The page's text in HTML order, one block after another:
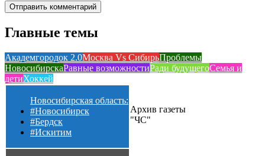
Главные темы
Академгородок 2.0Москва Vs СибирьПроблемы
НовосибирскаРавные возможностиРади будущегоСемья и
детиХоккей
Новосибирская область:
#Новосибирск
#Бердск
#Искитим
Архив газеты
"ЧС"